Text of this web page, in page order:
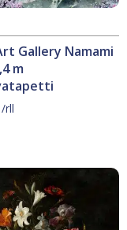
Gallery Namami
m
/rll